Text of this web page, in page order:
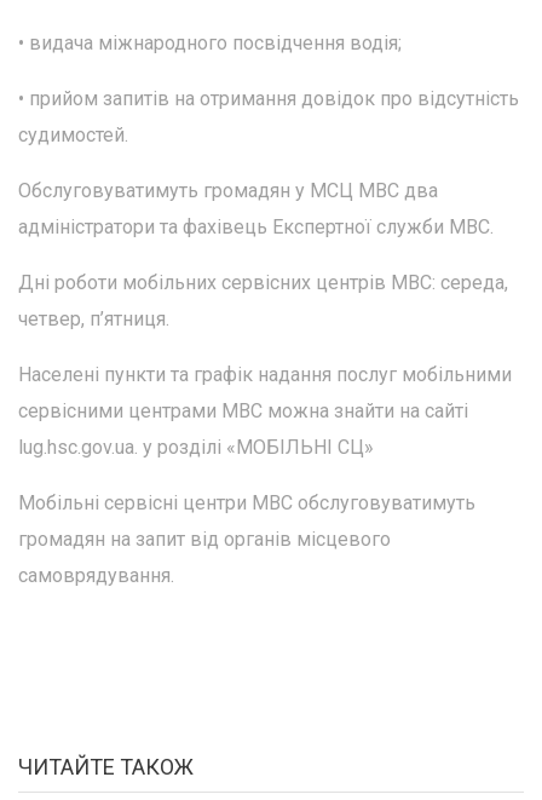
• видача міжнародного посвідчення водія;
• прийом запитів на отримання довідок про відсутність
судимостей.
Обслуговуватимуть громадян у МСЦ МВС два
адміністратори та фахівець Експертної служби МВС.
Дні роботи мобільних сервісних центрів МВС: середа,
четвер, п’ятниця.
Населені пункти та графік надання послуг мобільними
сервісними центрами МВС можна знайти на сайті
lug.hsc.gov.ua. у розділі «МОБІЛЬНІ СЦ»
Мобільні сервісні центри МВС обслуговуватимуть
громадян на запит від органів місцевого
самоврядування.
ЧИТАЙТЕ ТАКОЖ